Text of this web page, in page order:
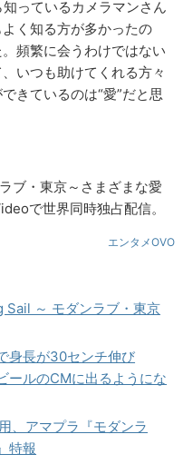
っているカメラマンさん
く知る方が多かったの
頻繁に会うわけではない
いつも助けてくれる方々
きているのは“愛”だと思
ブ・東京～さまざまな愛
で世界同時独占配信。
エンタメOVO
～ モダンラブ・東京
身長が30センチ伸び
ルのCMに出るようにな
、アマプラ『モダンラ
特報